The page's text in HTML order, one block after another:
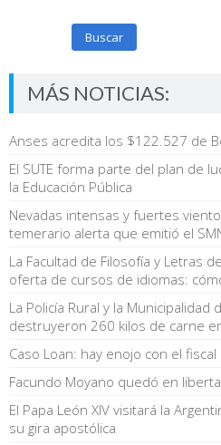
Buscar
MÁS NOTICIAS:
Anses acredita los $122.527 de
El SUTE forma parte del plan de
la Educación Pública
Nevadas intensas y fuertes
temerario alerta que emitió el
La Facultad de Filosofía y Letras
oferta de cursos de idiomas:
La Policía Rural y la
destruyeron 260 kilos de carne
Caso Loan: hay enojo con el
Facundo Moyano quedó en
El Papa León XIV visitará la
su gira apostólica